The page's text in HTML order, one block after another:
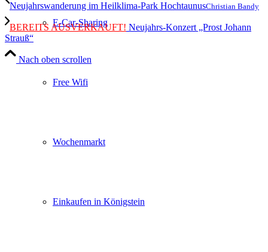
E-Car-Sharing
Free Wifi
Wochenmarkt
Einkaufen in Königstein
Neujahrswanderung im Heilklima-Park HochtaunusChristian Bandy
BEREITS AUSVERKAUFT! Neujahrs-Konzert „Prost Johann
Strauß“
Nach oben scrollen